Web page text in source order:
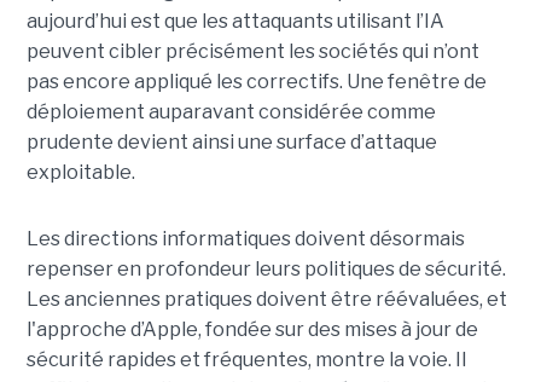
aujourd’hui est que les attaquants utilisant l’IA
peuvent cibler précisément les sociétés qui n’ont
pas encore appliqué les correctifs. Une fenêtre de
déploiement auparavant considérée comme
prudente devient ainsi une surface d’attaque
exploitable.
Les directions informatiques doivent désormais
repenser en profondeur leurs politiques de sécurité.
Les anciennes pratiques doivent être réévaluées, et
l'approche d’Apple, fondée sur des mises à jour de
sécurité rapides et fréquentes, montre la voie. Il